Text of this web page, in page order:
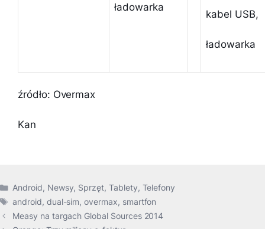
ładowarka
kabel USB,
ładowarka
źródło: Overmax
Kan
Kategorie
Android, Newsy, Sprzęt, Tablety, Telefony
Tagi
android, dual-sim,overmax, smartfon
Measy na targach Global Sources 2014